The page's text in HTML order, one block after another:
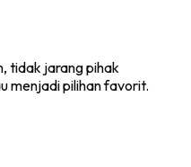
tidak jarang pihak
menjadi pilihan favorit.